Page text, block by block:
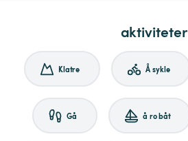
aktiviteter
Klatre Å sykle
Gå å ro båt